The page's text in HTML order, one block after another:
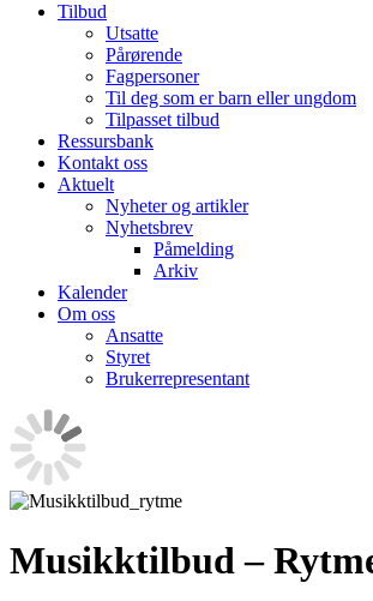
Tilbud
Utsatte
Pårørende
Fagpersoner
Til deg som er barn eller ungdom
Tilpasset tilbud
Ressursbank
Kontakt oss
Aktuelt
Nyheter og artikler
Nyhetsbrev
Påmelding
Arkiv
Kalender
Om oss
Ansatte
Styret
Brukerrepresentant
Musikktilbud –